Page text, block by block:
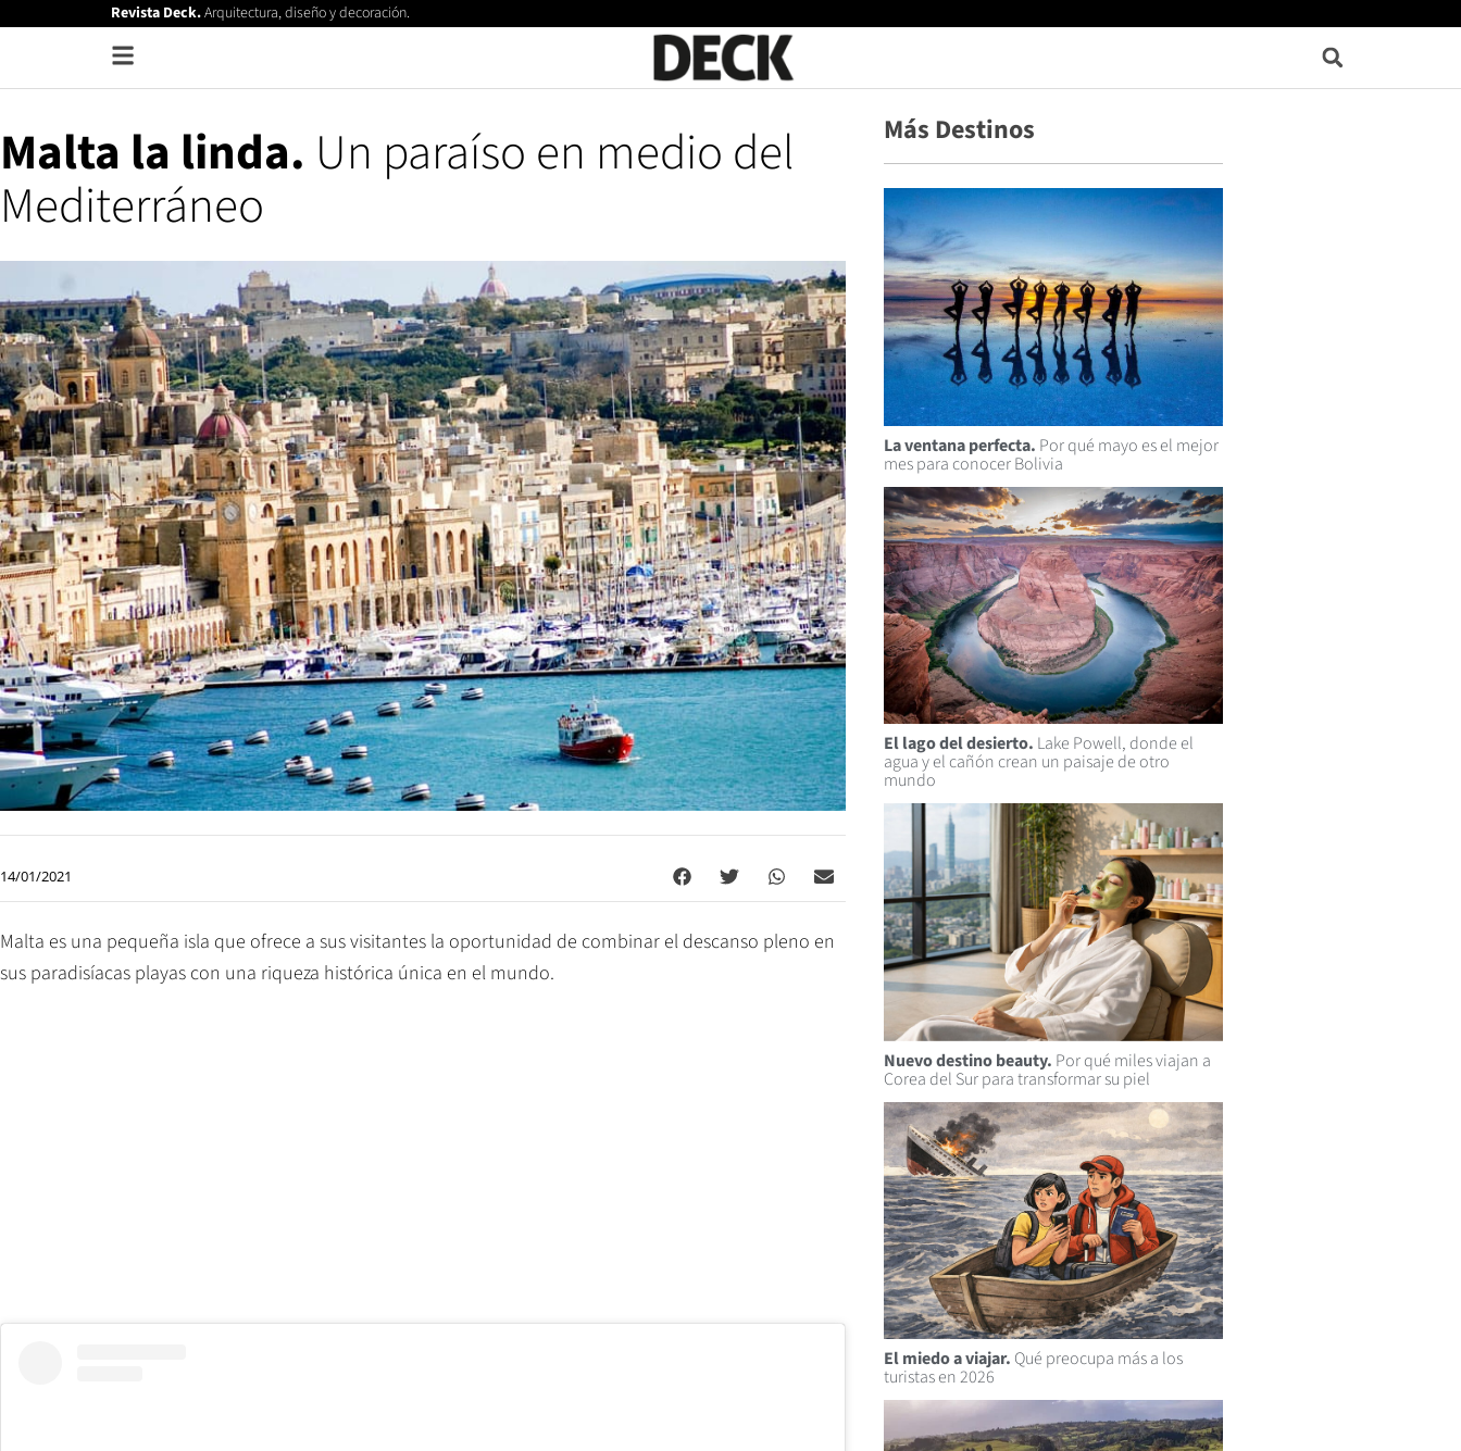
Revista Deck.Arquitectura, diseño y decoración.
Malta la linda. Un paraíso en medio del
Mediterráneo
14/01/2021
Malta es una pequeña isla que ofrece a sus visitantes la oportunidad de combinar el descanso pleno en
sus paradisíacas playas con una riqueza histórica única en el mundo.
Más Destinos
La ventana perfecta. Por qué mayo es el mejor
mes para conocer Bolivia
El lago del desierto. Lake Powell, donde el
agua y el cañón crean un paisaje de otro
mundo
Nuevo destino beauty. Por qué miles viajan a
Corea del Sur para transformar su piel
El miedo a viajar. Qué preocupa más a los
turistas en 2026